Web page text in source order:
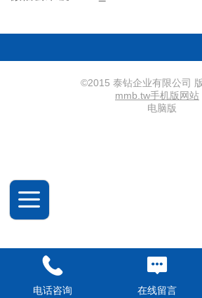
©2015 泰钻企业有限公司
mmb.tw‍手机版网站
电脑版
电话咨询 在线留言